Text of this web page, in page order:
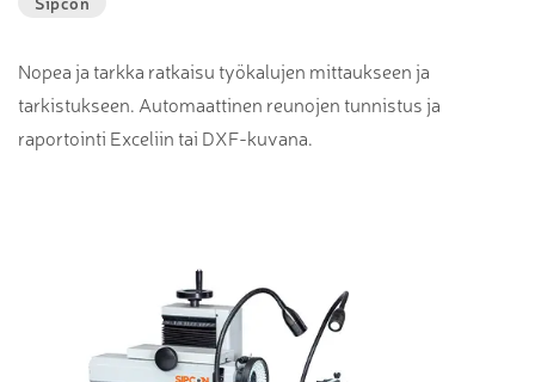
Nopea ja tarkka ratkaisu työkalujen mittaukseen ja
tarkistukseen. Automaattinen reunojen tunnistus ja
raportointi Exceliin tai DXF-kuvana.